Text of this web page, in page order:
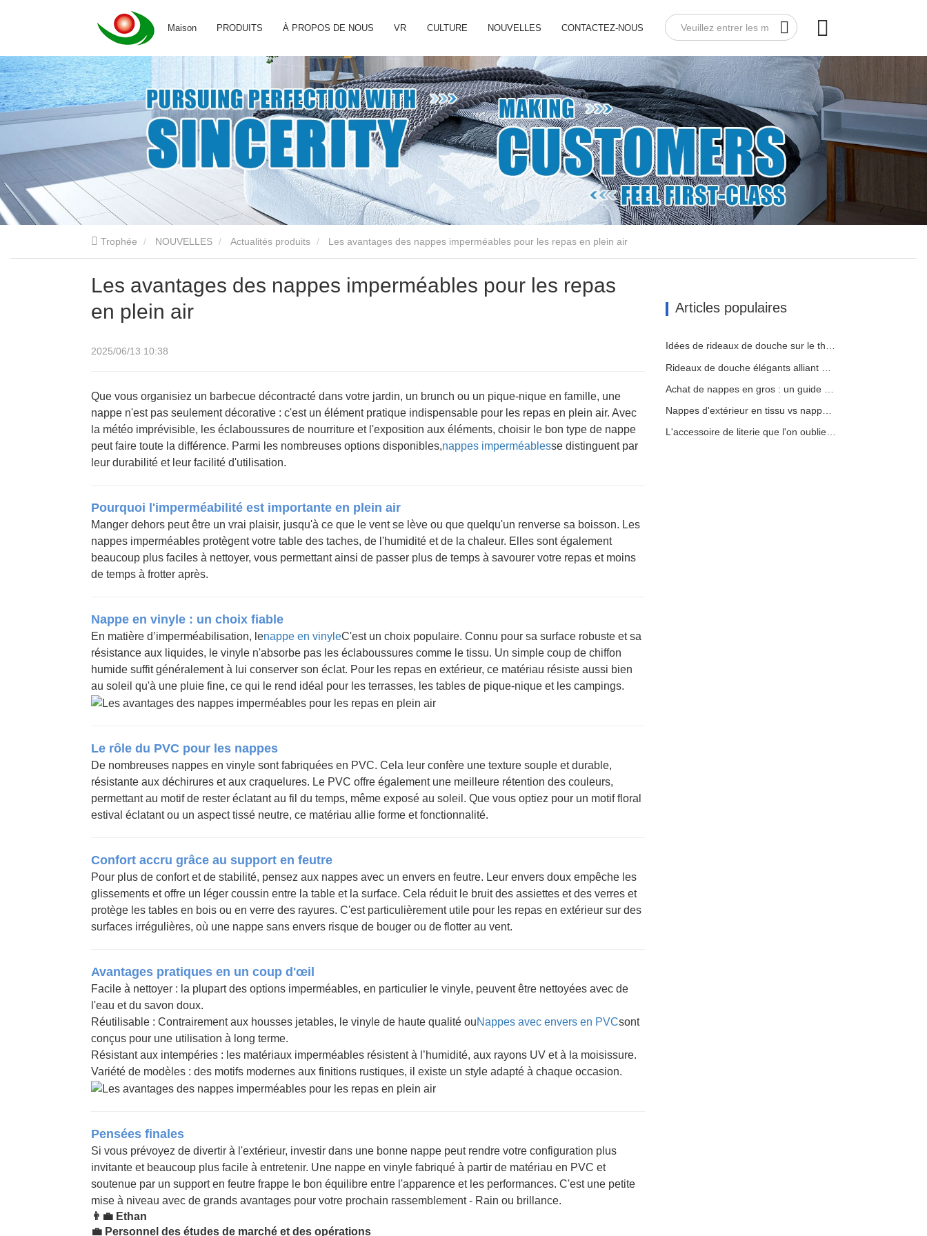
Maison PRODUITS À PROPOS DE NOUS VR CULTURE NOUVELLES CONTACTEZ-NOUS
Trophée NOUVELLES Actualités produits Les avantages des nappes imperméables pour les repas en plein air
Les avantages des nappes imperméables pour les repas
en plein air
2025/06/13 10:38
Que vous organisiez un barbecue décontracté dans votre jardin, un brunch ou un pique-nique en famille, une
nappe n'est pas seulement décorative : c'est un élément pratique indispensable pour les repas en plein air. Avec
la météo imprévisible, les éclaboussures de nourriture et l'exposition aux éléments, choisir le bon type de nappe
peut faire toute la différence. Parmi les nombreuses options disponibles,nappes imperméablesse distinguent par
leur durabilité et leur facilité d'utilisation.
Pourquoi l'imperméabilité est importante en plein air
Manger dehors peut être un vrai plaisir, jusqu'à ce que le vent se lève ou que quelqu'un renverse sa boisson. Les
nappes imperméables protègent votre table des taches, de l'humidité et de la chaleur. Elles sont également
beaucoup plus faciles à nettoyer, vous permettant ainsi de passer plus de temps à savourer votre repas et moins
de temps à frotter après.
Nappe en vinyle : un choix fiable
En matière d’imperméabilisation, lenappe en vinyleC'est un choix populaire. Connu pour sa surface robuste et sa
résistance aux liquides, le vinyle n'absorbe pas les éclaboussures comme le tissu. Un simple coup de chiffon
humide suffit généralement à lui conserver son éclat. Pour les repas en extérieur, ce matériau résiste aussi bien
au soleil qu'à une pluie fine, ce qui le rend idéal pour les terrasses, les tables de pique-nique et les campings.
Le rôle du PVC pour les nappes
De nombreuses nappes en vinyle sont fabriquées en PVC. Cela leur confère une texture souple et durable,
résistante aux déchirures et aux craquelures. Le PVC offre également une meilleure rétention des couleurs,
permettant au motif de rester éclatant au fil du temps, même exposé au soleil. Que vous optiez pour un motif floral
estival éclatant ou un aspect tissé neutre, ce matériau allie forme et fonctionnalité.
Confort accru grâce au support en feutre
Pour plus de confort et de stabilité, pensez aux nappes avec un envers en feutre. Leur envers doux empêche les
glissements et offre un léger coussin entre la table et la surface. Cela réduit le bruit des assiettes et des verres et
protège les tables en bois ou en verre des rayures. C'est particulièrement utile pour les repas en extérieur sur des
surfaces irrégulières, où une nappe sans envers risque de bouger ou de flotter au vent.
Avantages pratiques en un coup d'œil
Facile à nettoyer : la plupart des options imperméables, en particulier le vinyle, peuvent être nettoyées avec de
l'eau et du savon doux.
Réutilisable : Contrairement aux housses jetables, le vinyle de haute qualité ouNappes avec envers en PVCsont
conçus pour une utilisation à long terme.
Résistant aux intempéries : les matériaux imperméables résistent à l’humidité, aux rayons UV et à la moisissure.
Variété de modèles : des motifs modernes aux finitions rustiques, il existe un style adapté à chaque occasion.
Pensées finales
Si vous prévoyez de divertir à l'extérieur, investir dans une bonne nappe peut rendre votre configuration plus
invitante et beaucoup plus facile à entretenir. Une nappe en vinyle fabriqué à partir de matériau en PVC et
soutenue par un support en feutre frappe le bon équilibre entre l'apparence et les performances. C'est une petite
mise à niveau avec de grands avantages pour votre prochain rassemblement - Rain ou brillance.
👨‍💼 Ethan
💼 Personnel des études de marché et des opérations
Articles populaires
Idées de rideaux de douche sur le thème de la mer pour faire entrer l'océan dans votre maison
Nappes d'extérieur en tissu vs nappes en vinyle : avantages, inconvénients et cas d'utilisation
L'accessoire de literie que l'on oublie souvent : le protège-matelas.